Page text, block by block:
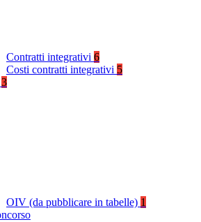
Contratti integrativi 6
Costi contratti integrativi 5
3
OIV (da pubblicare in tabelle) 1